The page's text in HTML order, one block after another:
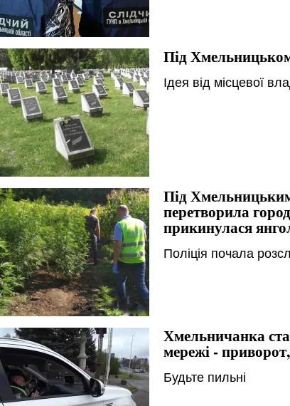
Під
Ідея від місцевої
Під
перетворила
прикинулася
Поліція почала
Хмельничанка
мережі -
Будьте пильні